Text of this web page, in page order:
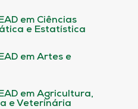
em Ciências
e Estatística
em Artes e
em Agricultura,
e Veterinária